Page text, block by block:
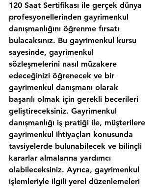
120 Saat Sertifikası ile gerçek dünya
profesyonellerinden gayrimenkul
danışmanlığını öğrenme fırsatı
bulacaksınız. Bu gayrimenkul kursu
sayesinde, gayrimenkul
sözleşmelerini nasıl müzakere
edeceğinizi öğrenecek ve bir
gayrimenkul danışmanı olarak
başarılı olmak için gerekli becerileri
geliştireceksiniz. Gayrimenkul
danışmanlığı iş pratiği ile, müşterilere
gayrimenkul ihtiyaçları konusunda
tavsiyelerde bulunabilecek ve bilinçli
kararlar almalarına yardımcı
olabileceksiniz. Ayrıca, gayrimenkul
işlemleriyle ilgili yerel düzenlemeleri